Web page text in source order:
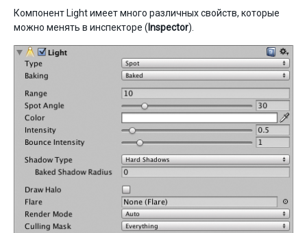
Компонент Light имеет много различных свойств, которые
можно менять в инспекторе (Inspector).